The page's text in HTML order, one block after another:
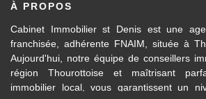
À PROPOS
Cabinet Immobilier st Denis est une
franchisée, adhérente FNAIM, située à
Aujourd'hui, notre équipe de conseillers
région Thourottoise et maîtrisant
immobilier local, vous garantissent un